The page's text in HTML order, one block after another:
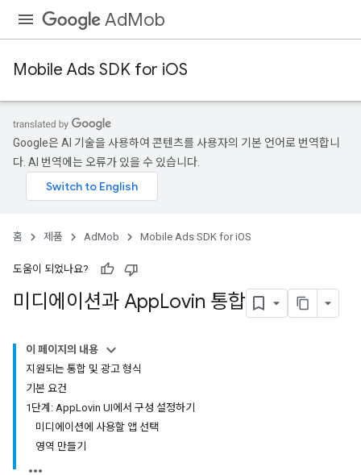
AdMob
Mobile Ads SDK for iOS
Google은 AI 기술을 사용하여 콘텐츠를 사용자의 기본 언어로 번역합니
다. AI 번역에는 오류가 있을 수 있습니다.
홈 제품 AdMob Mobile Ads SDK for iOS
도움이 되었나요?
미디에이션과 AppLovin 통합
이 페이지의 내용
지원되는 통합 및 광고 형식
기본 요건
1단계: AppLovin UI에서 구성 설정하기
미디에이션에 사용할 앱 선택
영역 만들기